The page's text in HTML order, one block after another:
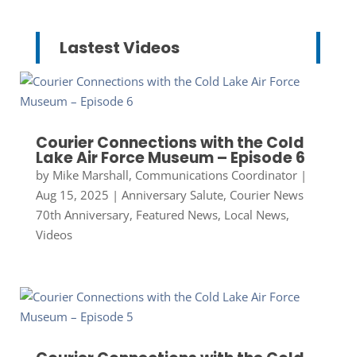
Lastest Videos
Courier Connections with the Cold
Lake Air Force Museum – Episode 6
by Mike Marshall, Communications Coordinator|
Aug 15, 2025 | Anniversary Salute, Courier News
70th Anniversary, Featured News, Local News,
Videos